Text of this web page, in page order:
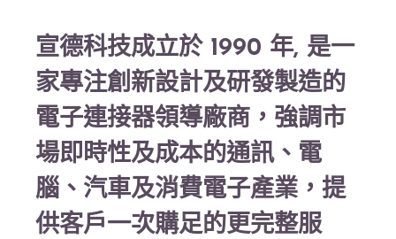
宣德科技成立於 1990 年, 是一
家專注創新設計及研發製造的
電子連接器領導廠商，強調市
場即時性及成本的通訊、電
腦、汽車及消費電子產業，提
供客戶一次購足的更完整服